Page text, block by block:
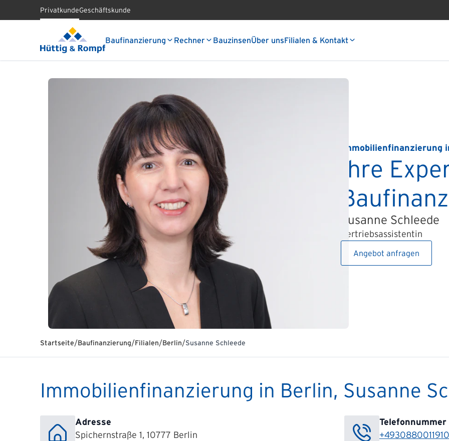
PrivatkundeGeschäftskunde
Baufinanzierung Rechner BauzinsenÜber unsFilialen & Kontakt
Immobilienfinanzierung
Ihre
Susanne Schleede
Vertriebsassistentin
Angebot anfragen
Startseite/Baufinanzierung/Filialen/Berlin/Susanne Schleede
Immobilienfinanzierung in Berlin, Susanne
Adresse
Spichernstraße 1, 10777 Berlin
Telefonnummer
+4930880011910